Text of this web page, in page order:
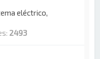
eléctrico,
2493